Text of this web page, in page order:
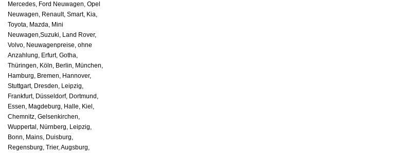
Mercedes, Ford Neuwagen, Opel
Neuwagen, Renault, Smart, Kia,
Toyota, Mazda, Mini
Neuwagen,Suzuki, Land Rover,
Volvo, Neuwagenpreise, ohne
Anzahlung, Erfurt, Gotha,
Thüringen, Köln, Berlin, München,
Hamburg, Bremen, Hannover,
Stuttgart, Dresden, Leipzig,
Frankfurt, Düsseldorf, Dortmund,
Essen, Magdeburg, Halle, Kiel,
Chemnitz, Gelsenkirchen,
Wuppertal, Nürnberg, Leipzig,
Bonn, Mains, Duisburg,
Regensburg, Trier, Augsburg,